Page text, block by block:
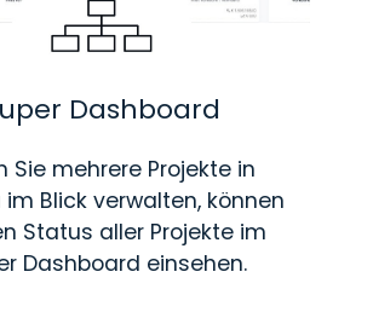
Dashboard
Sie mehrere Projekte in
im Blick verwalten, können
Status aller Projekte im
Dashboard einsehen.